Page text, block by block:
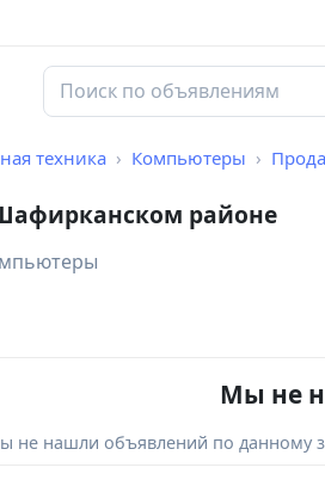
техника Компьютеры
районе
Мы не
не нашли объявлений по данному